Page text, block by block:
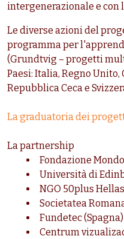
intergenerazionale e con
Le diverse azioni del
programma per
(Grundtvig – progetti
Paesi: Italia, Regno Unito,
Repubblica Ceca e
La graduatoria dei
La partnership
Fondazione
Università di
NGO 50plus Hellas
Societatea
Fundetec (Spagna)
Centrum